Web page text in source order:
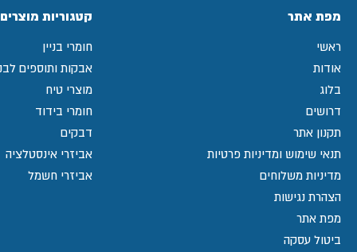
מפת אתר
ראשי
אודות
בלוג
דרושים
תקנון אתר
תנאי שימוש ומדיניות פרטיות
מדיניות משלוחים
הצהרת נגישות
מפת אתר
ביטול עסקה
קטגוריות מוצרים
חומרי בניין
אבקות ותוספים
מוצרי טיח
חומרי בידוד
דבקים
אביזרי אינסטלציה
אביזרי חשמל